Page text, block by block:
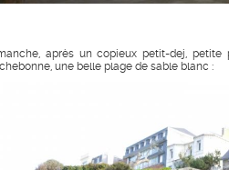
après un copieux petit-dej,
une belle plage de sable blanc :